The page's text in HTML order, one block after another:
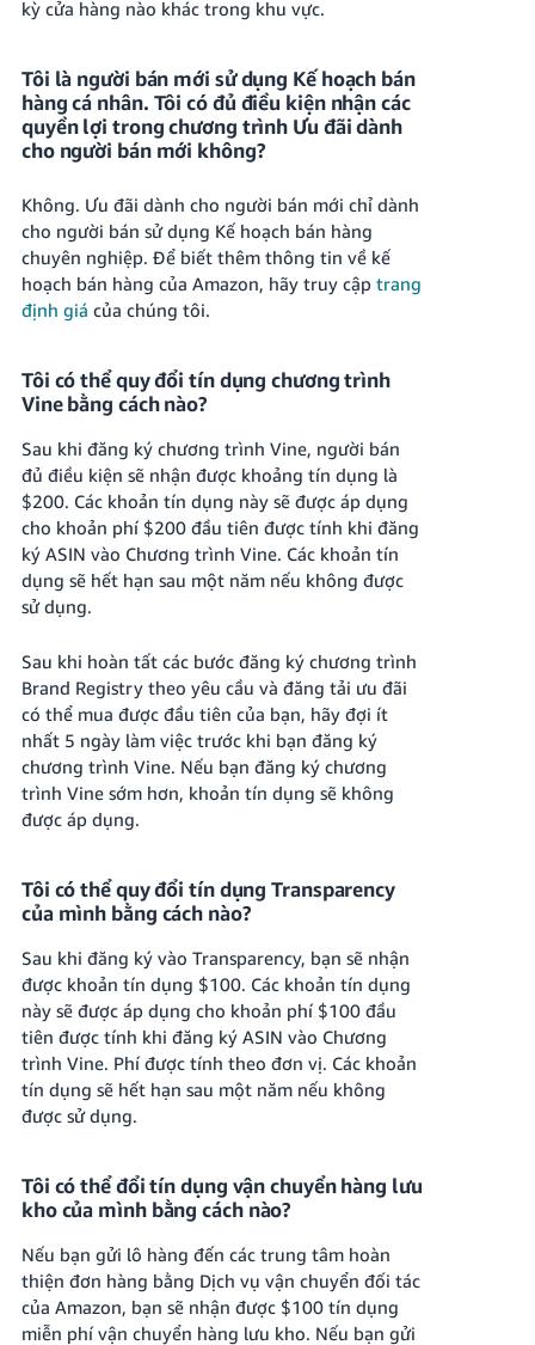
kỳ cửa hàng nào khác trong khu vực.
Tôi là người bán mới sử dụng Kế hoạch bán
hàng cá nhân. Tôi có đủ điều kiện nhận các
quyền lợi trong chương trình Ưu đãi dành
cho người bán mới không?
Không. Ưu đãi dành cho người bán mới chỉ dành
cho người bán sử dụng Kế hoạch bán hàng
chuyên nghiệp. Để biết thêm thông tin về kế
hoạch bán hàng của Amazon, hãy truy cập trang
định giá của chúng tôi.
Tôi có thể quy đổi tín dụng chương trình
Vine bằng cách nào?
Sau khi đăng ký chương trình Vine, người bán
đủ điều kiện sẽ nhận được khoảng tín dụng là
$200. Các khoản tín dụng này sẽ được áp dụng
cho khoản phí $200 đầu tiên được tính khi đăng
ký ASIN vào Chương trình Vine. Các khoản tín
dụng sẽ hết hạn sau một năm nếu không được
sử dụng.
Sau khi hoàn tất các bước đăng ký chương trình
Brand Registry theo yêu cầu và đăng tải ưu đãi
có thể mua được đầu tiên của bạn, hãy đợi ít
nhất 5 ngày làm việc trước khi bạn đăng ký
chương trình Vine. Nếu bạn đăng ký chương
trình Vine sớm hơn, khoản tín dụng sẽ không
được áp dụng.
Tôi có thể quy đổi tín dụng Transparency
của mình bằng cách nào?
Sau khi đăng ký vào Transparency, bạn sẽ nhận
được khoản tín dụng $100. Các khoản tín dụng
này sẽ được áp dụng cho khoản phí $100 đầu
tiên được tính khi đăng ký ASIN vào Chương
trình Vine. Phí được tính theo đơn vị. Các khoản
tín dụng sẽ hết hạn sau một năm nếu không
được sử dụng.
Tôi có thể đổi tín dụng vận chuyển hàng lưu
kho của mình bằng cách nào?
Nếu bạn gửi lô hàng đến các trung tâm hoàn
thiện đơn hàng bằng Dịch vụ vận chuyển đối tác
của Amazon, bạn sẽ nhận được $100 tín dụng
miễn phí vận chuyển hàng lưu kho. Nếu bạn gửi